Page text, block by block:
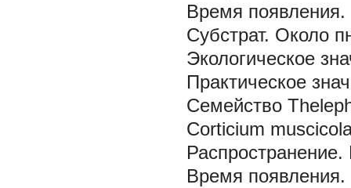
Время появления.
Субстрат. Около
Экологическое
Практическое
Семейство
Corticium
Распространение.
Время появления.